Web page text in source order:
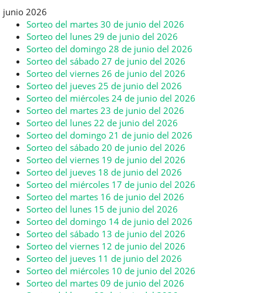
junio 2026
Sorteo del martes 30 de junio del 2026
Sorteo del lunes 29 de junio del 2026
Sorteo del domingo 28 de junio del 2026
Sorteo del sábado 27 de junio del 2026
Sorteo del viernes 26 de junio del 2026
Sorteo del jueves 25 de junio del 2026
Sorteo del miércoles 24 de junio del 2026
Sorteo del martes 23 de junio del 2026
Sorteo del lunes 22 de junio del 2026
Sorteo del domingo 21 de junio del 2026
Sorteo del sábado 20 de junio del 2026
Sorteo del viernes 19 de junio del 2026
Sorteo del jueves 18 de junio del 2026
Sorteo del miércoles 17 de junio del 2026
Sorteo del martes 16 de junio del 2026
Sorteo del lunes 15 de junio del 2026
Sorteo del domingo 14 de junio del 2026
Sorteo del sábado 13 de junio del 2026
Sorteo del viernes 12 de junio del 2026
Sorteo del jueves 11 de junio del 2026
Sorteo del miércoles 10 de junio del 2026
Sorteo del martes 09 de junio del 2026